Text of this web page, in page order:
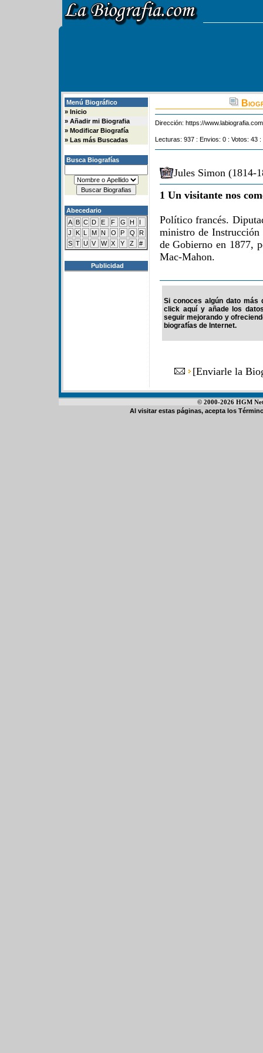
Menú Biográfico
» Inicio
» Añadir mi Biografia
» Modificar Biografía
» Las más Buscadas
Busca Biografías
Abecedario
A B C D E F G H
I
J
K L M N O P Q
R
S T U V W X Y Z #
Publicidad
Dirección: https://
Lecturas: 937 : Envios: 0 : Votos: 43
Jules Simon (1814-
1 Un visitante nos
Político francés.
ministro de
de Gobierno en 1877,
Mac-Mahon.
Si conoces algún dato más
click aquí y añade los
seguir mejorando y
biografías de Internet.
[Enviarle la
© 2000-2026 HGM
Al visitar estas páginas, acepta los